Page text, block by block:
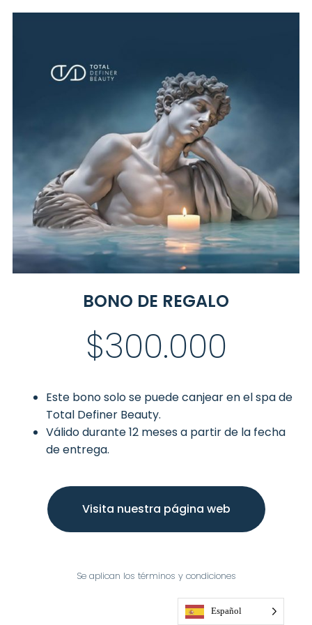
BONO DE REGALO
$300.000
Este bono solo se puede canjear en el spa de
Total Definer Beauty.
Válido durante 12 meses a partir de la fecha
de entrega.
Visita nuestra página web
Se aplican los términos y condiciones
Español